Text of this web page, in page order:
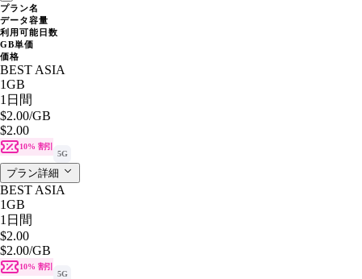
プラン名
データ容量
利用可能日数
GB単価
価格
BEST ASIA
1GB
1日間
$2.00/GB
$2.00
10% 割引
5G
プラン詳細
BEST ASIA
1GB
1日間
$2.00
$2.00/GB
10% 割引
5G